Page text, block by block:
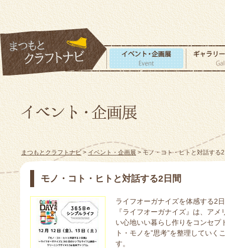
まつもとクラフトナビ>イベント・企画展> モノ・コト・ヒトと対話する
モノ・コト・ヒトと対話する2日間
ライフオーガナイズを体感する2
『ライフオーガナイズ』は、ア
い心地いい暮らし作りをコンセプ
ト・モノを”思考”を整理してい
す。